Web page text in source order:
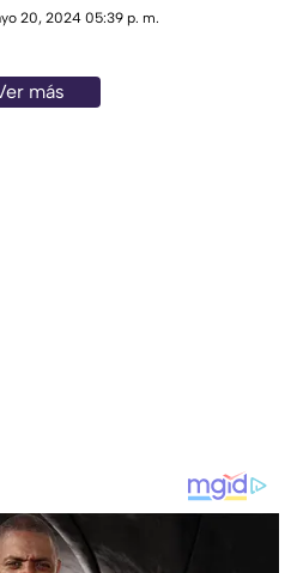
20, 2024 05:39 p. m.
más